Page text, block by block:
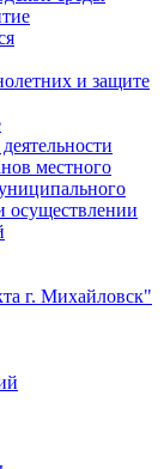
и защите
местного
осуществлении
г. Михайловск"